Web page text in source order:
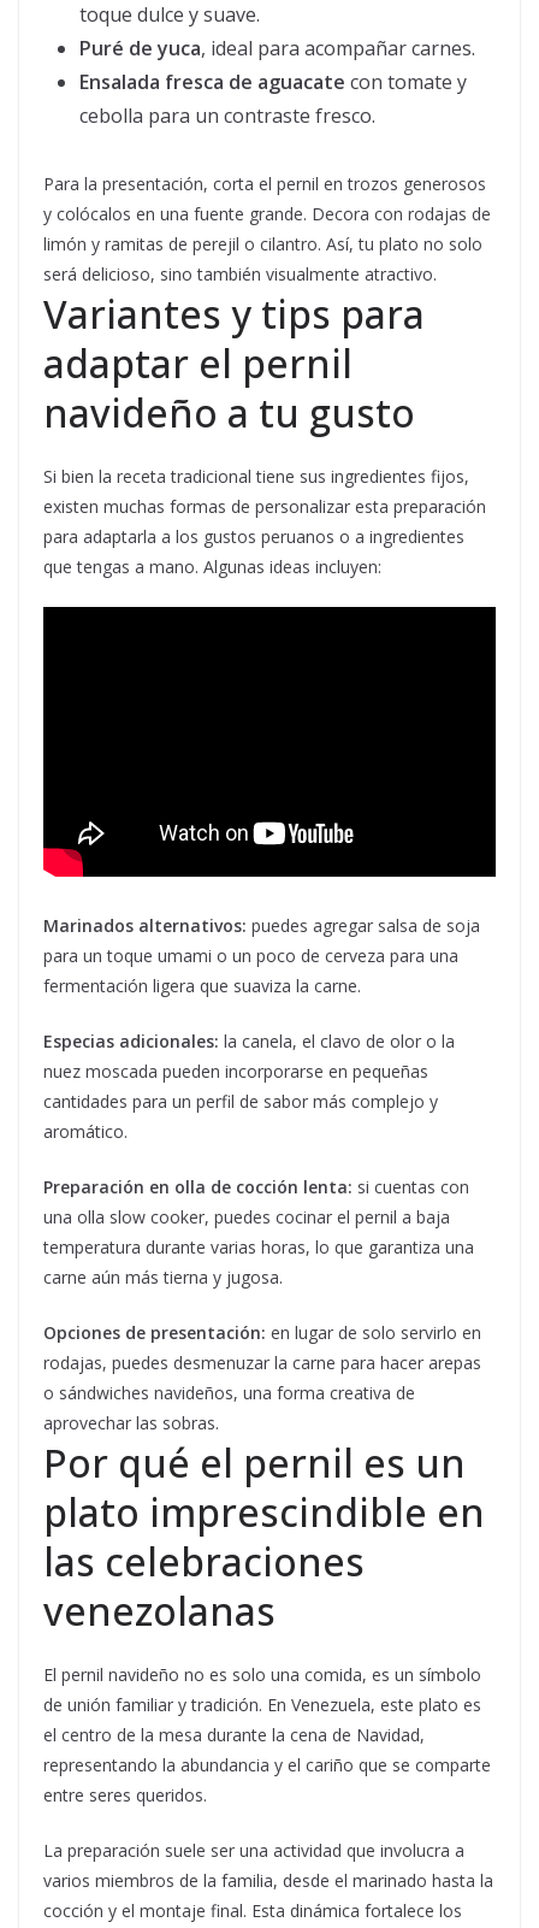
toque dulce y suave.
Puré de yuca, ideal para acompañar carnes.
Ensalada fresca de aguacate con tomate y
cebolla para un contraste fresco.
Para la presentación, corta el pernil en trozos generosos
y colócalos en una fuente grande. Decora con rodajas de
limón y ramitas de perejil o cilantro. Así, tu plato no solo
será delicioso, sino también visualmente atractivo.
Variantes y tips para
adaptar el pernil
navideño a tu gusto
Si bien la receta tradicional tiene sus ingredientes fijos,
existen muchas formas de personalizar esta preparación
para adaptarla a los gustos peruanos o a ingredientes
que tengas a mano. Algunas ideas incluyen:
Marinados alternativos: puedes agregar salsa de soja
para un toque umami o un poco de cerveza para una
fermentación ligera que suaviza la carne.
Especias adicionales: la canela, el clavo de olor o la
nuez moscada pueden incorporarse en pequeñas
cantidades para un perfil de sabor más complejo y
aromático.
Preparación en olla de cocción lenta: si cuentas con
una olla slow cooker, puedes cocinar el pernil a baja
temperatura durante varias horas, lo que garantiza una
carne aún más tierna y jugosa.
Opciones de presentación: en lugar de solo servirlo en
rodajas, puedes desmenuzar la carne para hacer arepas
o sándwiches navideños, una forma creativa de
aprovechar las sobras.
Por qué el pernil es un
plato imprescindible en
las celebraciones
venezolanas
El pernil navideño no es solo una comida, es un símbolo
de unión familiar y tradición. En Venezuela, este plato es
el centro de la mesa durante la cena de Navidad,
representando la abundancia y el cariño que se comparte
entre seres queridos.
La preparación suele ser una actividad que involucra a
varios miembros de la familia, desde el marinado hasta la
cocción y el montaje final. Esta dinámica fortalece los